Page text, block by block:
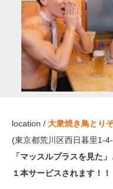
location / 大衆焼き鳥とり
(東京都荒川区西日暮里1-
「マッスルプラスを見た
１本サービスされます！！